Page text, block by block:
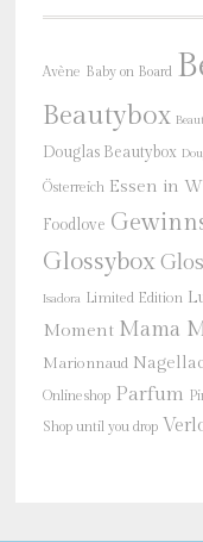
Avène Baby on Board
Beautybox
Douglas Beautybox
Österreich Essen in
Foodlove
Glossybox
Isadora Limited Edition
Moment Mama
Marionnaud
Onlineshop Parfum
Shop until you drop